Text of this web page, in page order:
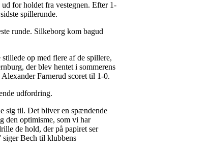
for holdet fra vestegnen. Efter 1-
spillerunde.
runde. Silkeborg kom bagud
op med flere af de spillere,
der blev hentet i sommerens
Farnerud scoret til 1-0.
udfordring.
sig til. Det bliver en spændende
den optimisme, som vi har
de hold, der på papiret ser
siger Bech til klubbens